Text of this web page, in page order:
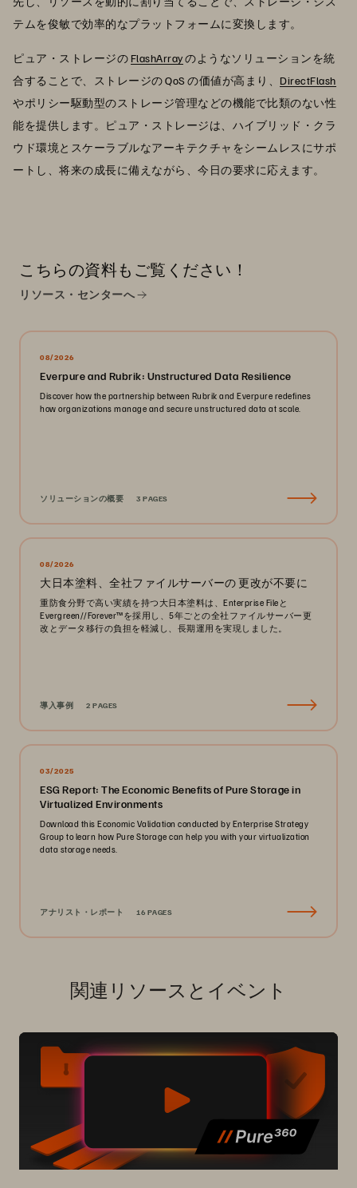
テムを俊敏で効率的なプラットフォームに変換します。
ピュア・ストレージのFlashArrayのようなソリューションを統
合することで、ストレージの QoS の価値が高まり、 DirectFlash
やポリシー駆動型のストレージ管理などの機能で比類のない性
能を提供します。ピュア・ストレージは、ハイブリッド・クラ
ウド環境とスケーラブルなアーキテクチャをシームレスにサポ
ートし、将来の成長に備えながら、今日の要求に応えます。
こちらの資料もご覧ください！
リソース・センターへ
08/2026
Everpure and Rubrik: Unstructured Data Resilience
Discover how the partnership between Rubrik and Everpure redefines
how organizations manage and secure unstructured data at scale.
ソリューションの概要 3 PAGES
08/2026
大日本塗料、全社ファイルサーバーの 更改が不要に
重防食分野で高い実績を持つ大日本塗料は、Enterprise Fileと
Evergreen//Forever™を採用し、5年ごとの全社ファイルサーバー更
改とデータ移行の負担を軽減し、長期運用を実現しました。
導入事例 2 PAGES
03/2025
ESG Report: The Economic Benefits of Pure Storage in
Virtualized Environments
Download this Economic Validation conducted by Enterprise Strategy
Group to learn how Pure Storage can help you with your virtualization
data storage needs.
アナリスト・レポート 16 PAGES
関連リソースとイベント